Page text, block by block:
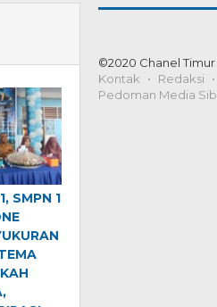
SMPN 1
©2020 Chanel Timur
Kontak
Redaksi
Pedoman Media